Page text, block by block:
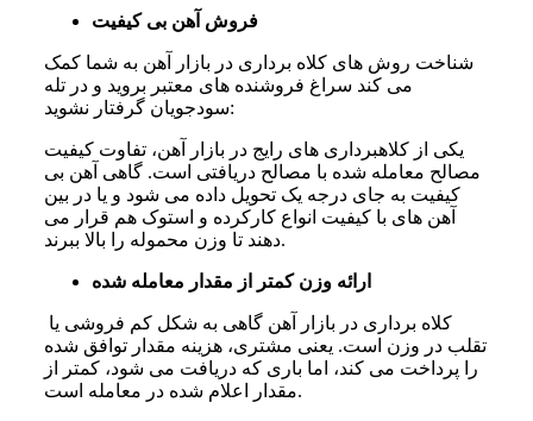
فروش آهن بی کیفیت
شناخت روش های کلاه برداری در بازار آهن به شما کمک
می کند سراغ فروشنده های معتبر بروید و در تله
سودجویان گرفتار نشوید:
یکی از کلاهبرداری‌ های رایج در بازار آهن، تفاوت کیفیت
مصالح معامله شده با مصالح دریافتی است. گاهی آهن بی
کیفیت به جای درجه یک تحویل داده می شود و یا در بین
آهن های با کیفیت انواع کارکرده و استوک هم قرار می
دهند تا وزن محموله را بالا ببرند.
ارائه وزن کمتر از مقدار معامله شده
تقلب در وزن است. یعنی مشتری، هزینه مقدار توافق شده
را پرداخت می کند، اما باری که دریافت می شود، کمتر از
مقدار اعلام شده در معامله است.